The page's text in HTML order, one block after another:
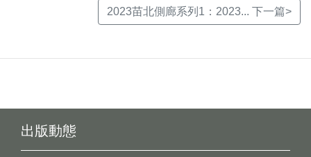
2023苗北側廊系列1：2023... 下一篇>
出版動態